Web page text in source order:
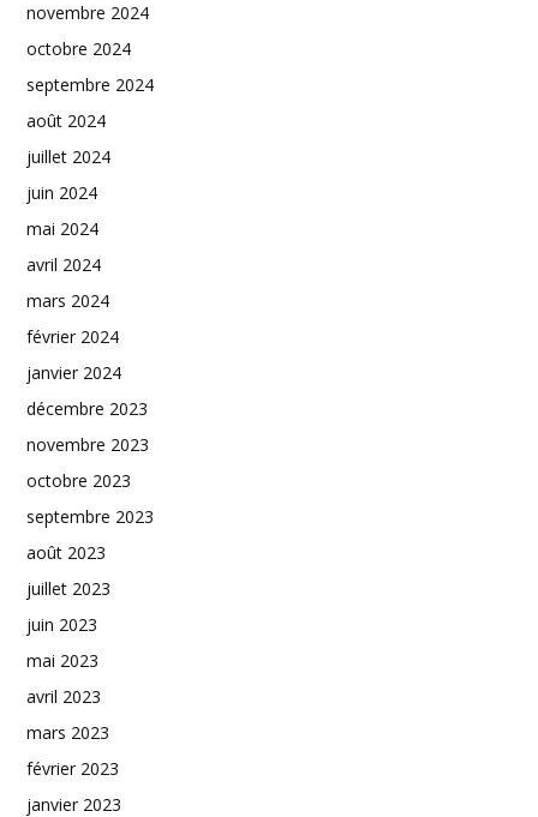
novembre 2024
octobre 2024
septembre 2024
août 2024
juillet 2024
juin 2024
mai 2024
avril 2024
mars 2024
février 2024
janvier 2024
décembre 2023
novembre 2023
octobre 2023
septembre 2023
août 2023
juillet 2023
juin 2023
mai 2023
avril 2023
mars 2023
février 2023
janvier 2023